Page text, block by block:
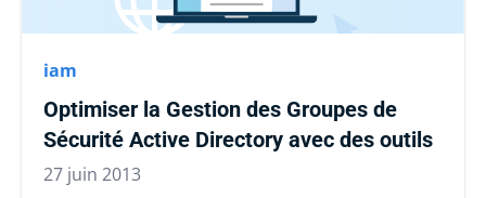
iam
Optimiser la Gestion des Groupes de
Sécurité Active Directory avec des outils
27 juin 2013